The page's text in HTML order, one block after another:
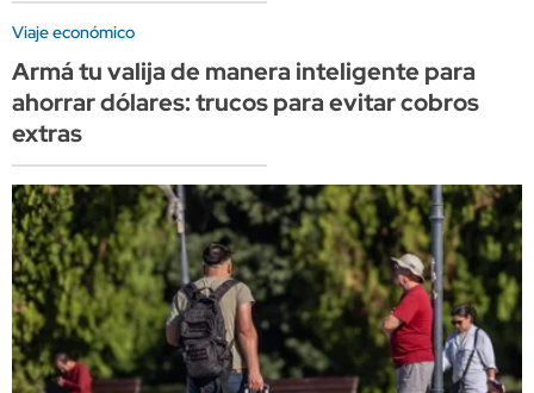
Viaje económico
Armá tu valija de manera inteligente para
ahorrar dólares: trucos para evitar cobros
extras